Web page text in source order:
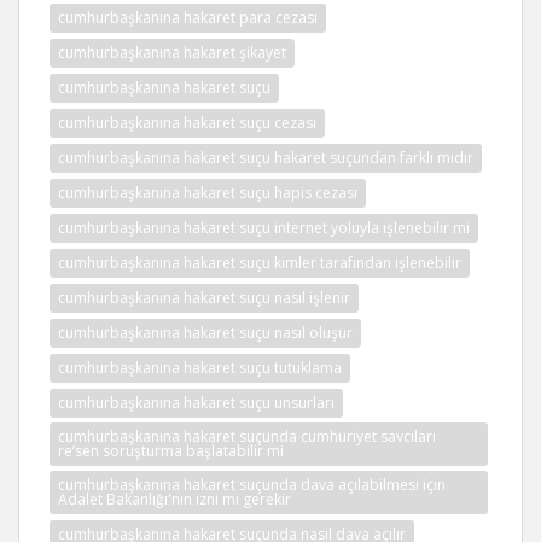
cumhurbaşkanına hakaret para cezası
cumhurbaşkanına hakaret şikayet
cumhurbaşkanına hakaret suçu
cumhurbaşkanına hakaret suçu cezası
cumhurbaşkanına hakaret suçu hakaret suçundan farklı mıdır
cumhurbaşkanına hakaret suçu hapis cezası
cumhurbaşkanına hakaret suçu internet yoluyla işlenebilir mi
cumhurbaşkanına hakaret suçu kimler tarafından işlenebilir
cumhurbaşkanına hakaret suçu nasıl işlenir
cumhurbaşkanına hakaret suçu nasıl oluşur
cumhurbaşkanına hakaret suçu tutuklama
cumhurbaşkanına hakaret suçu unsurları
cumhurbaşkanına hakaret suçunda cumhuriyet savcıları
re’sen soruşturma başlatabilir mi
cumhurbaşkanına hakaret suçunda dava açılabilmesi için
Adalet Bakanlığı'nın izni mi gerekir
cumhurbaşkanına hakaret suçunda nasıl dava açılır